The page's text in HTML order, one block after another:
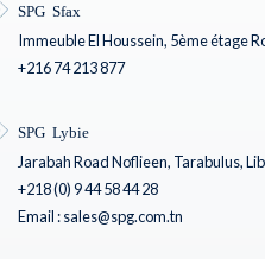
SPG Sfax
Immeuble El Houssein, 5ème étage
+216 74 213 877
SPG Lybie
Jarabah Road Noflieen, Tarabulus,
+218 (0) 9 44 58 44 28
Email : sales@spg.com.tn